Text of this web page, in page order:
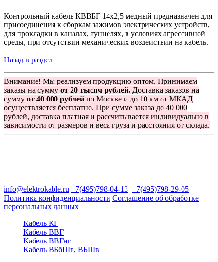
Контрольный кабель КВВБГ 14х2,5 медный предназначен для
присоединения к сборкам зажимов электрических устройств,
для прокладки в каналах, туннелях, в условиях агрессивной
среды, при отсутствии механических воздействий на кабель.
Назад в раздел
Внимание! Мы реализуем продукцию оптом. Принимаем
заказы на сумму от 20 тысяч рублей. Доставка заказов на
сумму от 40 000 рублей по Москве и до 10 км от МКАД
осуществляется бесплатно. При сумме заказа до 40 000
рублей, доставка платная и рассчитывается индивидуально в
зависимости от размеров и веса груза и расстояния от склада.
info@elektrokable.ru +7(495)798-04-13 +7(495)798-29-05
Политика конфиденциальности Соглашение об обработке
персональных данных
Кабель КГ
Кабель ВВГ
Кабель ВВГнг
Кабель ВБбШв, ВБШв